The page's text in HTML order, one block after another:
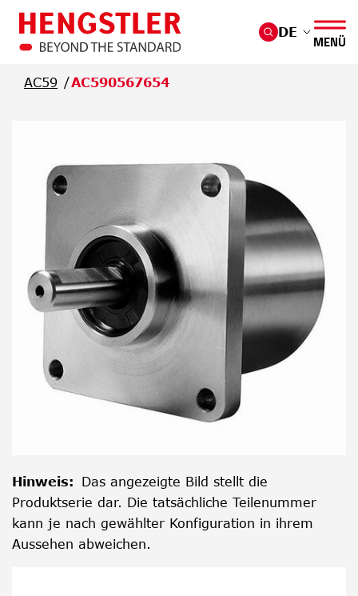
Überspringen Sie zum Hauptmenü
DE
MENÜ
AC59 AC590567654
Hinweis: Das angezeigte Bild stellt die
Produktserie dar. Die tatsächliche Teilenummer
kann je nach gewählter Konfiguration in ihrem
Aussehen abweichen.